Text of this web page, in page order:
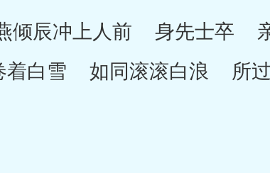
辰冲上人前 身先士卒
着白雪 如同滚滚白浪 所